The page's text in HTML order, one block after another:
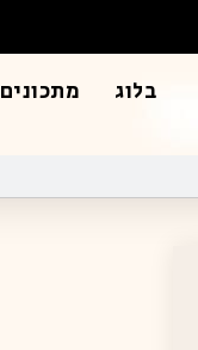
בלוג מתכונים